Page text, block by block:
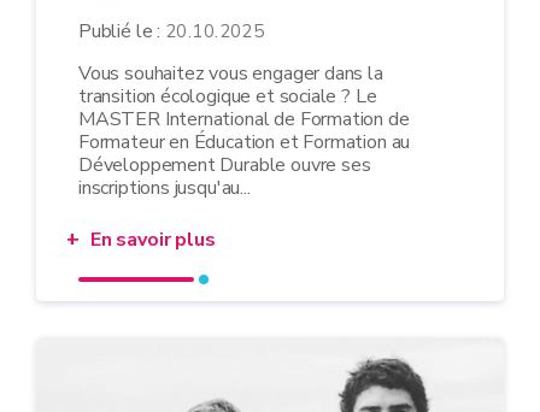
Publié le : 20.10.2025
Vous souhaitez vous engager dans la
transition écologique et sociale ? Le
MASTER International de Formation de
Formateur en Éducation et Formation au
Développement Durable ouvre ses
inscriptions jusqu'au...
En savoir plus